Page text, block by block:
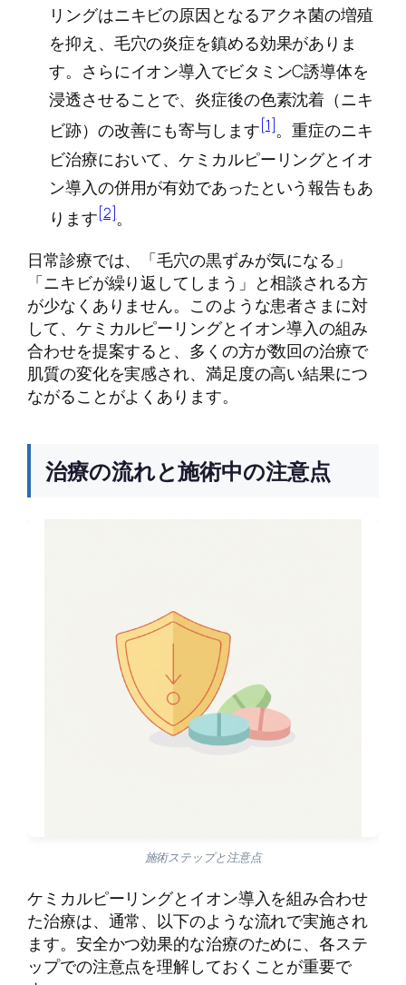
リングはニキビの原因となるアクネ菌の増殖
を抑え、毛穴の炎症を鎮める効果がありま
す。さらにイオン導入でビタミンC誘導体を
浸透させることで、炎症後の色素沈着（ニキ
ビ跡）の改善にも寄与します[1]。重症のニキ
ビ治療において、ケミカルピーリングとイオ
ン導入の併用が有効であったという報告もあ
ります[2]。
日常診療では、「毛穴の黒ずみが気になる」
「ニキビが繰り返してしまう」と相談される方
が少なくありません。このような患者さまに対
して、ケミカルピーリングとイオン導入の組み
合わせを提案すると、多くの方が数回の治療で
肌質の変化を実感され、満足度の高い結果につ
ながることがよくあります。
治療の流れと施術中の注意点
施術ステップと注意点
ケミカルピーリングとイオン導入を組み合わせ
た治療は、通常、以下のような流れで実施され
ます。安全かつ効果的な治療のために、各ステ
ップでの注意点を理解しておくことが重要で